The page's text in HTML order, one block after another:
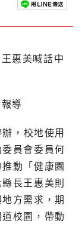
導
，校地使用
員會委員何
動「健康園
長王惠美則
方需求，期
校園，帶動